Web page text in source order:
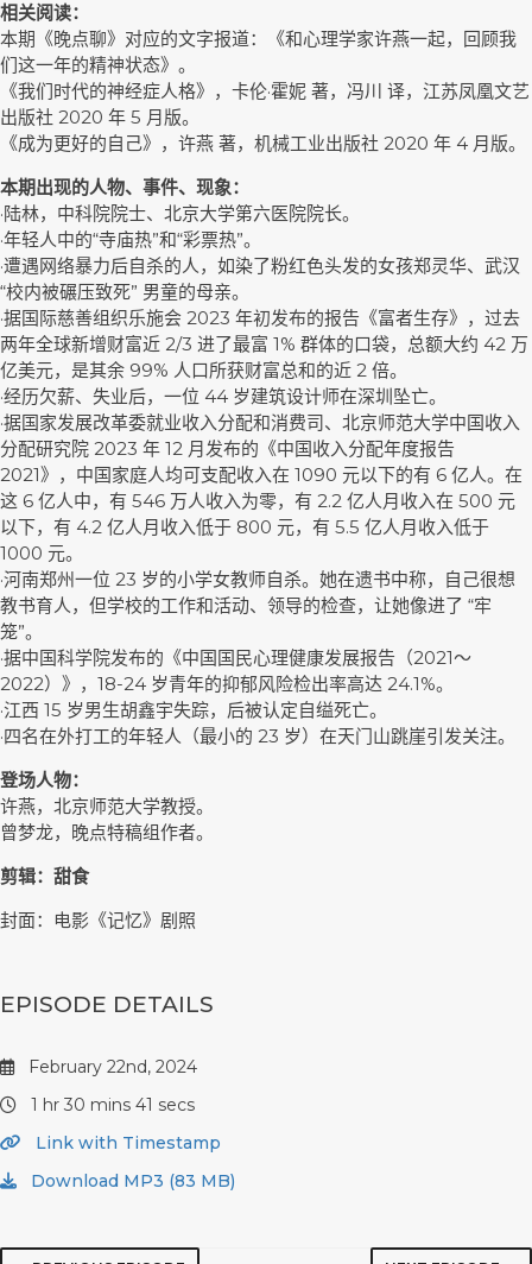
相关阅读：
本期《晚点聊》对应的文字报道：《和心理学家许燕一起，回顾我
们这一年的精神状态》。
《我们时代的神经症人格》，卡伦·霍妮 著，冯川 译，江苏凤凰文艺
出版社 2020 年 5 月版。
《成为更好的自己》，许燕 著，机械工业出版社 2020 年 4 月版。
本期出现的人物、事件、现象：
·陆林，中科院院士、北京大学第六医院院长。
·年轻人中的“寺庙热”和“彩票热”。
·遭遇网络暴力后自杀的人，如染了粉红色头发的女孩郑灵华、武汉
“校内被碾压致死” 男童的母亲。
·据国际慈善组织乐施会 2023 年初发布的报告《富者生存》，过去
两年全球新增财富近 2/3 进了最富 1% 群体的口袋，总额大约 42 万
亿美元，是其余 99% 人口所获财富总和的近 2 倍。
·经历欠薪、失业后，一位 44 岁建筑设计师在深圳坠亡。
·据国家发展改革委就业收入分配和消费司、北京师范大学中国收入
分配研究院 2023 年 12 月发布的《中国收入分配年度报告
2021》，中国家庭人均可支配收入在 1090 元以下的有 6 亿人。在
这 6 亿人中，有 546 万人收入为零，有 2.2 亿人月收入在 500 元
以下，有 4.2 亿人月收入低于 800 元，有 5.5 亿人月收入低于
1000 元。
·河南郑州一位 23 岁的小学女教师自杀。她在遗书中称，自己很想
教书育人，但学校的工作和活动、领导的检查，让她像进了 “牢
笼”。
·据中国科学院发布的《中国国民心理健康发展报告（2021～
2022）》，18-24 岁青年的抑郁风险检出率高达 24.1%。
·江西 15 岁男生胡鑫宇失踪，后被认定自缢死亡。
·四名在外打工的年轻人（最小的 23 岁）在天门山跳崖引发关注。
登场人物：
许燕，北京师范大学教授。
曾梦龙，晚点特稿组作者。
剪辑：甜食
封面：电影《记忆》剧照
EPISODE DETAILS
February 22nd, 2024
1 hr 30 mins 41 secs
Link with Timestamp
Download MP3 (83 MB)